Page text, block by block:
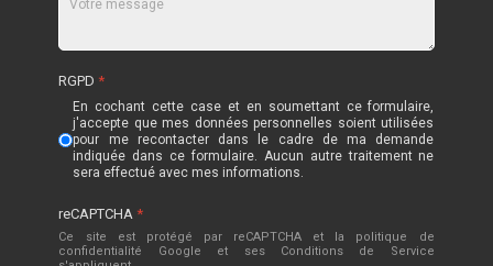
RGPD*
En cochant cette case et en soumettant ce formulaire,
j'accepte que mes données personnelles soient utilisées
pour me recontacter dans le cadre de ma demande
indiquée dans ce formulaire. Aucun autre traitement ne
sera effectué avec mes informations.
reCAPTCHA*
Ce site est protégé par reCAPTCHA et la politique de
confidentialité Google et
ses Conditions de Service